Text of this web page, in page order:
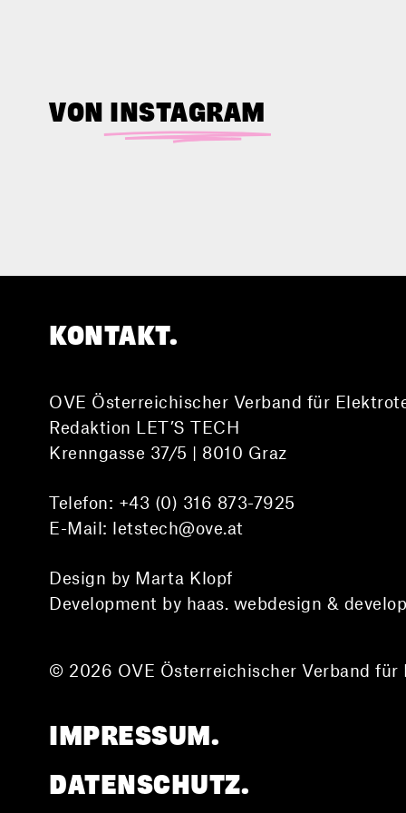
VON INSTAGRAM
KONTAKT.
OVE Österreichischer Verband für
Redaktion LET’S TECH
Krenngasse 37/5 | 8010 Graz
Telefon: +43 (0) 316 873-7925
E-Mail: letstech@ove.at
Design by Marta Klopf
Development by haas. webdesign &
© 2026 OVE Österreichischer Verband für
IMPRESSUM.
DATENSCHUTZ.